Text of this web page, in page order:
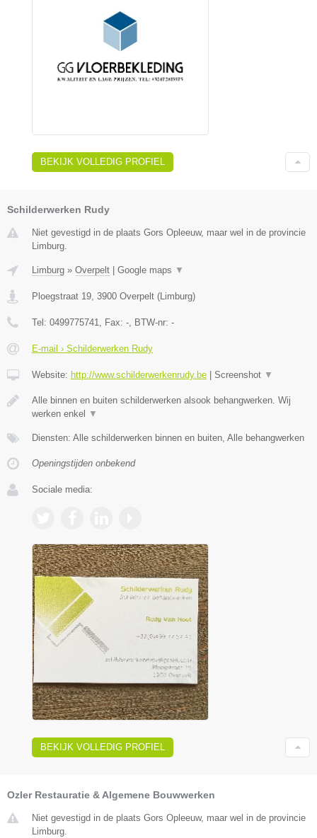
BEKIJK VOLLEDIG PROFIEL
Schilderwerken Rudy
Niet gevestigd in de plaats Gors Opleeuw, maar wel in de provincie
Limburg.
Limburg » Overpelt Google maps ▼
Ploegstraat 19, 3900 Overpelt (Limburg)
Tel: 0499775741, Fax: -, BTW-nr: -
E-mail › Schilderwerken Rudy
Website: http://www.schilderwerkenrudy.be Screenshot ▼
Alle binnen en buiten schilderwerken alsook behangwerken. Wij
werken enkel
▼
Diensten: Alle schilderwerken binnen en buiten, Alle behangwerken
Openingstijden onbekend
Sociale media:
BEKIJK VOLLEDIG PROFIEL
Ozler Restauratie & Algemene Bouwwerken
Niet gevestigd in de plaats Gors Opleeuw, maar wel in de provincie
Limburg.